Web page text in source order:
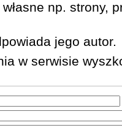
np. strony,
jego autor.
w serwisie